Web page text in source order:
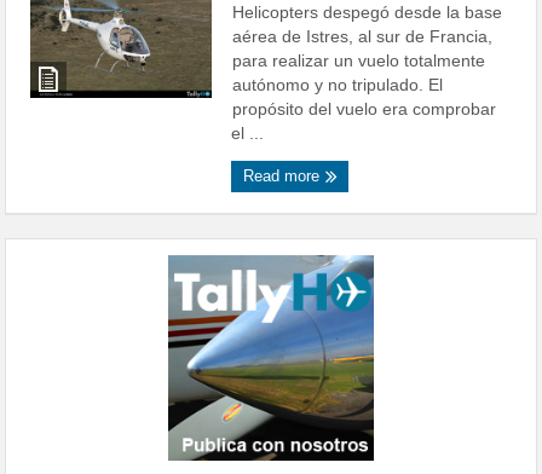
Helicopters despegó desde la base
aérea de Istres, al sur de Francia,
para realizar un vuelo totalmente
autónomo y no tripulado. El
propósito del vuelo era comprobar
el ...
Read more